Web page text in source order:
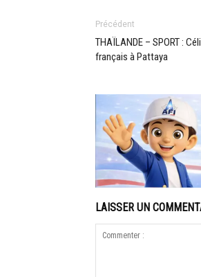
Précédent
THAÏLANDE – SPORT :
français à Pattaya
LAISSER UN